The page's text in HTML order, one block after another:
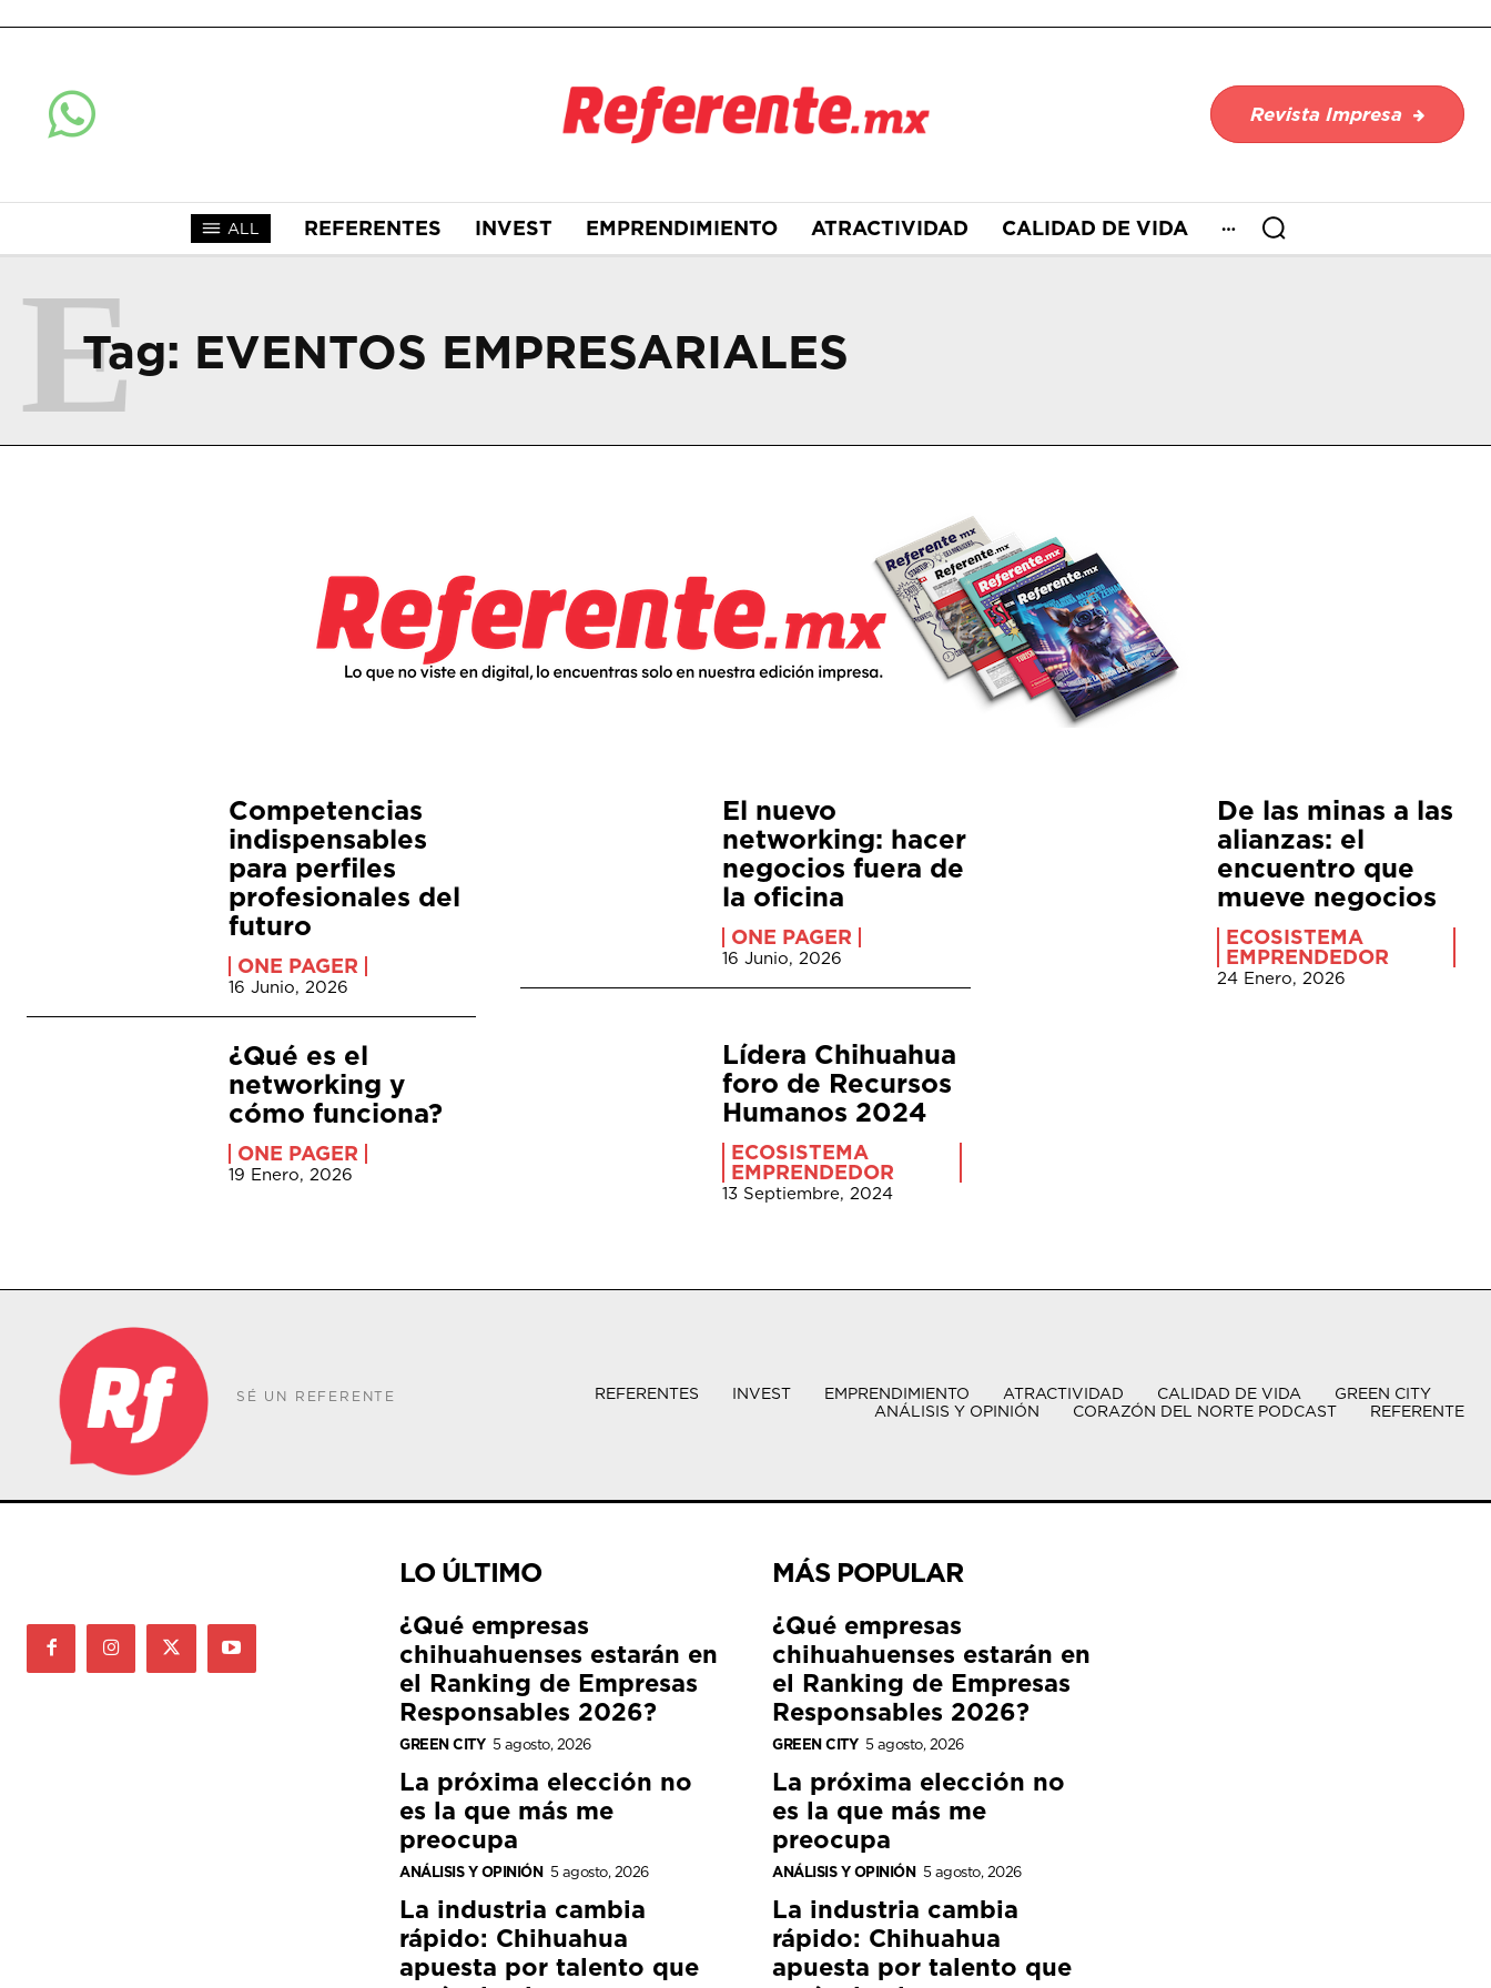
Revista Impresa
ALL REFERENTES INVEST EMPRENDIMIENTO ATRACTIVIDAD CALIDAD DE VIDA
Tag: EVENTOS EMPRESARIALES
E
Competencias
indispensables
para perfiles
profesionales del
futuro
ONE PAGER
16 Junio, 2026
El nuevo
networking: hacer
negocios fuera de
la oficina
ONE PAGER
16 Junio, 2026
De las minas a las
alianzas: el
encuentro que
mueve negocios
ECOSISTEMA
EMPRENDEDOR
24 Enero, 2026
¿Qué es el
networking y
cómo funciona?
ONE PAGER
19 Enero, 2026
Lídera Chihuahua
foro de Recursos
Humanos 2024
ECOSISTEMA
EMPRENDEDOR
13 Septiembre, 2024
SÉ UN REFERENTE REFERENTES INVEST EMPRENDIMIENTO ATRACTIVIDAD CALIDAD DE VIDA
GREEN CITY
ANÁLISIS Y OPINIÓN
CORAZÓN DEL NORTE PODCAST REFERENTE
LO ÚLTIMO
¿Qué empresas
chihuahuenses estarán en
el Ranking de Empresas
Responsables 2026?
GREEN CITY 5 agosto, 2026
La próxima elección no
es la que más me
preocupa
ANÁLISIS Y OPINIÓN 5 agosto, 2026
La industria cambia
rápido: Chihuahua
apuesta por talento que
MÁS POPULAR
¿Qué empresas
chihuahuenses estarán en
el Ranking de Empresas
Responsables 2026?
GREEN CITY 5 agosto, 2026
La próxima elección no
es la que más me
preocupa
ANÁLISIS Y OPINIÓN 5 agosto, 2026
La industria cambia
rápido: Chihuahua
apuesta por talento que